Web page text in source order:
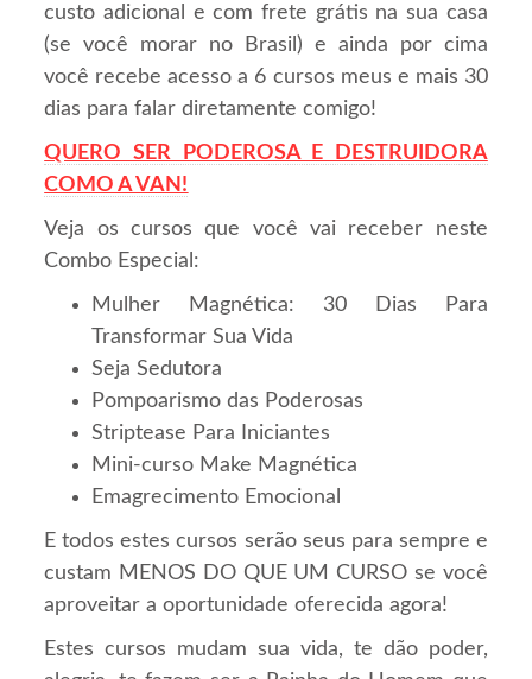
custo adicional e com frete grátis na sua casa
(se você morar no Brasil) e ainda por cima
você recebe acesso a 6 cursos meus e mais 30
dias para falar diretamente comigo!
QUERO SER PODEROSA E DESTRUIDORA
COMO A VAN!
Veja os cursos que você vai receber neste
Combo Especial:
Mulher Magnética: 30 Dias Para
Transformar Sua Vida
Seja Sedutora
Pompoarismo das Poderosas
Striptease Para Iniciantes
Mini-curso Make Magnética
Emagrecimento Emocional
E todos estes cursos serão seus para sempre e
custam MENOS DO QUE UM CURSO se você
aproveitar a oportunidade oferecida agora!
Estes cursos mudam sua vida, te dão poder,